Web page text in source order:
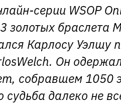
серии WSOP
золотых браслета
Карлосу Уэлшу
Он
собравшем 1050
далеко не